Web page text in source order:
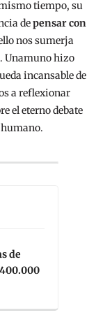
tiempo, su
depensar con
nos sumerja
Unamuno hizo
incansable de
a reflexionar
el eterno debate
humano.
de